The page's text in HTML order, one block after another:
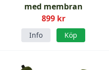
med membran
899 kr
Info Köp